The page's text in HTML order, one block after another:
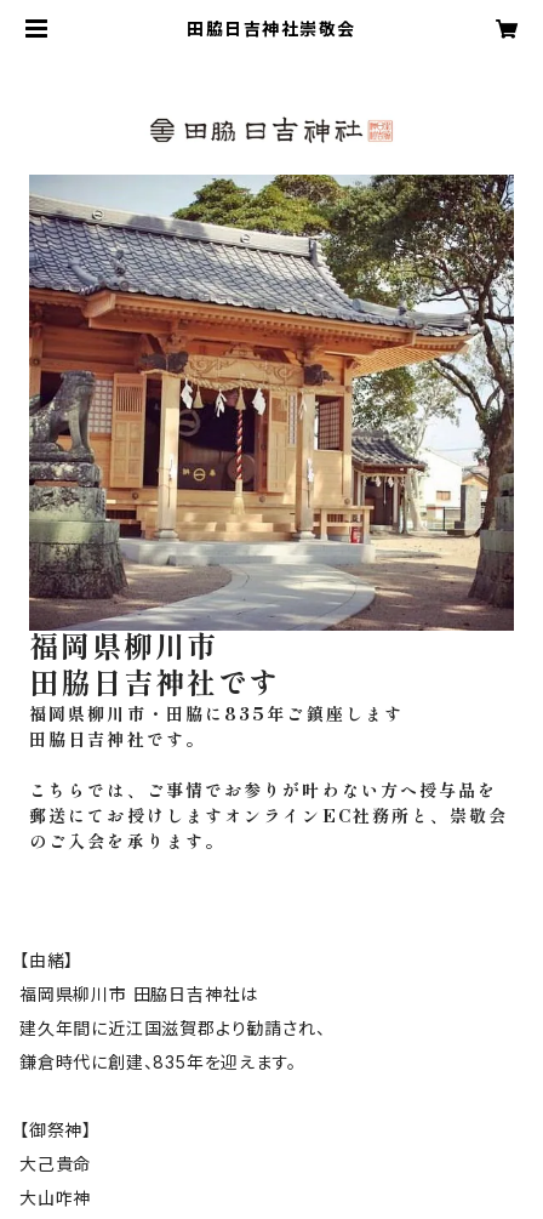
田脇日吉神社崇敬会
福岡県柳川市
福岡県柳川市・田脇に835年ご鎮座します
田脇日吉神社です。
こちらでは、ご事情でお参りが叶わない方へ授与品を
郵送にてお授けしますオンラインEC社務所と、崇敬会
のご入会を承ります。
【由緒】
福岡県柳川市 田脇日吉神社は
建久年間に近江国滋賀郡より勧請され、
鎌倉時代に創建、835年を迎えます。
【御祭神】
大己貴命
大山咋神